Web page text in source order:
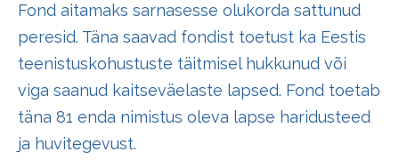
Fond aitamaks sarnasesse olukorda sattunud
peresid. Täna saavad fondist toetust ka Eestis
teenistuskohustuste täitmisel hukkunud või
viga saanud kaitseväelaste lapsed. Fond toetab
täna 81 enda nimistus oleva lapse haridusteed
ja huvitegevust.